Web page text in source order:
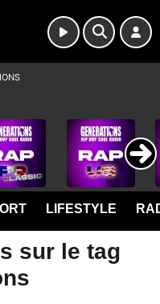
LIFESTYLE
sur le tag